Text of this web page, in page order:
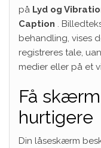
på Lyd og
Caption .
behandling, vises
registreres tale,
medier eller på et
Få
hurtigere
Din låseskærm